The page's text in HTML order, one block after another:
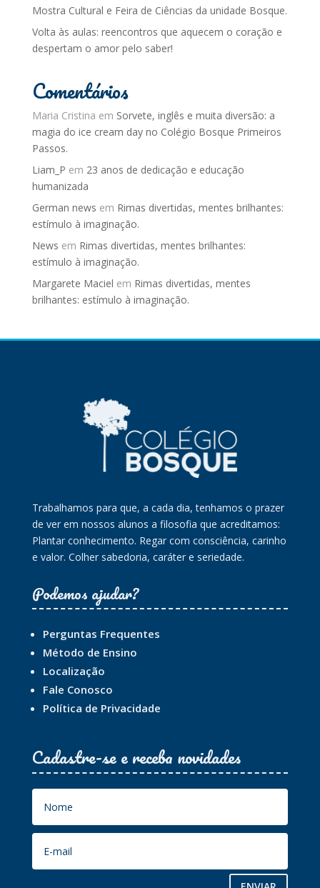
Mostra Cultural e Feira de Ciências da unidade Bosque.
Volta às aulas: reencontros que aquecem o coração e
despertam o amor pelo saber!
Comentários
Maria Cristina em Sorvete, inglês e muita diversão: a
magia do ice cream day no Colégio Bosque Primeiros
Passos.
Liam_P em 23 anos de dedicação e educação
humanizada
German news em Rimas divertidas, mentes brilhantes:
estímulo à imaginação.
News em Rimas divertidas, mentes brilhantes:
estímulo à imaginação.
Margarete Maciel em Rimas divertidas, mentes
brilhantes: estímulo à imaginação.
Trabalhamos para que, a cada dia, tenhamos o prazer
de ver em nossos alunos a filosofia que acreditamos:
Plantar conhecimento. Regar com consciência, carinho
e valor. Colher sabedoria, caráter e seriedade.
Podemos ajudar?
Perguntas Frequentes
Método de Ensino
Localização
Fale Conosco
Política de Privacidade
Cadastre-se e receba novidades